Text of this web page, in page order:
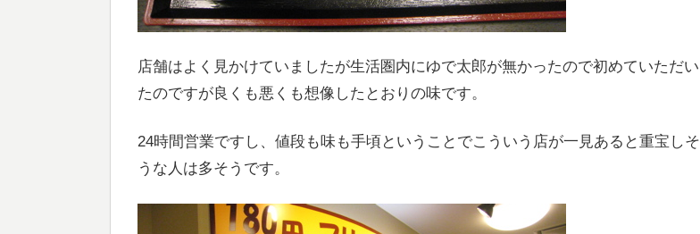
店舗はよく見かけていましたが生活圏内にゆで太郎が無かったので初めていただい
たのですが良くも悪くも想像したとおりの味です。
24時間営業ですし、値段も味も手頃ということでこういう店が一見あると重宝しそ
うな人は多そうです。